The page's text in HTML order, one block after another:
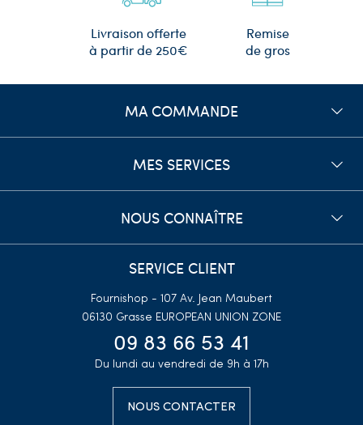
Livraison offerte
à partir de 250€
Remise
de gros
MA COMMANDE
MES SERVICES
NOUS CONNAÎTRE
SERVICE CLIENT
Fournishop - 107 Av. Jean Maubert
06130 Grasse EUROPEAN UNION ZONE
09 83 66 53 41
Du lundi au vendredi de 9h à 17h
NOUS CONTACTER